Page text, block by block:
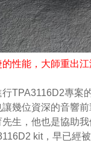
性能，大師重出
TPA3116D2專案
幾位資深的音響
生，他也是協助
kit，早已經